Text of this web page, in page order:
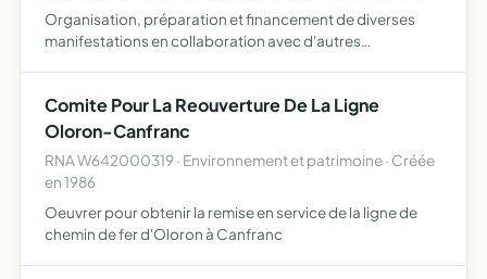
Organisation, préparation et financement de diverses
manifestations en collaboration avec d'autres
commune. Main…
Comite Pour La Reouverture De La Ligne
Oloron-Canfranc
RNA W642000319 · Environnement et patrimoine · Créée
en 1986
Oeuvrer pour obtenir la remise en service de la ligne de
chemin de fer d'Oloron à Canfranc